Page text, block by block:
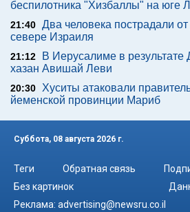
беспилотника "Хизбаллы" на юге
21:40 Два человека пострадали
севере Израиля
21:12
В Иерусалиме в результате
хазан Авишай Леви
20:30
Хуситы атаковали
йеменской провинции Мариб
Суббота, 08 августа 2026 г.
Теги Обратная связь
Без картинок
Реклама: advertising@newsru.co.il